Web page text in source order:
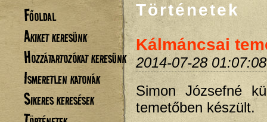
Főoldal
Akiket keresünk
Hozzátartozókat keresünk
Ismeretlen katonák
Sikeres keresések
Történetek
Kálmáncsai
2014-07-28 01:07:08
Simon Józsefné
temetőben készült.